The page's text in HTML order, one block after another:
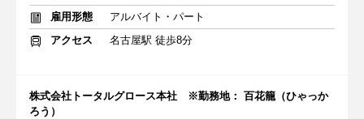
雇用形態
アルバイト・パート
アクセス
名古屋駅 徒歩8分
株式会社トータルグロース本社 ※勤務地： 百花籠（ひゃっか
ろう）